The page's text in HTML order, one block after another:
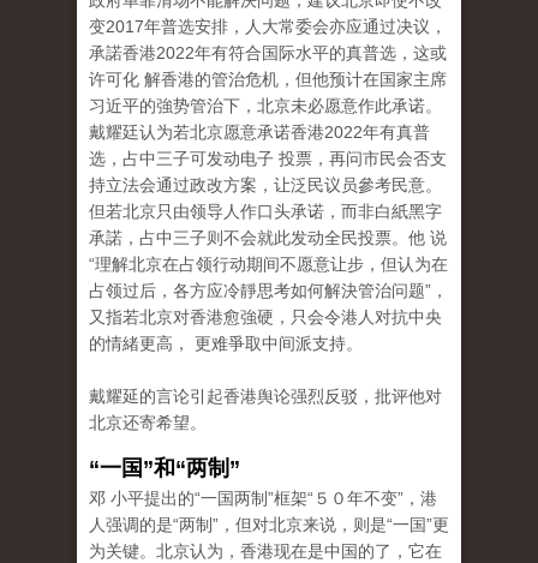
变2017年普选安排，人大常委会亦应通过决议，
承諾香港2022年有符合国际水平的真普选，这或
许可化 解香港的管治危机，但他预计在国家主席
习近平的強势管治下，北京未必愿意作此承诺。
戴耀廷认为若北京愿意承诺香港2022年有真普
选，占中三子可发动电子 投票，再问市民会否支
持立法会通过政改方案，让泛民议员參考民意。
但若北京只由领导人作口头承诺，而非白紙黑字
承諾，占中三子则不会就此发动全民投票。他 说
“理解北京在占领行动期间不愿意让步，但认为在
占领过后，各方应冷靜思考如何解決管治问题”，
又指若北京对香港愈強硬，只会令港人对抗中央
的情緒更高， 更难爭取中间派支持。
戴耀延的言论引起香港舆论强烈反驳，批评他对
北京还寄希望。
“一国”和“两制”
邓 小平提出的“一国两制”框架“５０年不变”，港
人强调的是“两制”，但对北京来说，则是“一国”更
为关键。北京认为，香港现在是中国的了，它在